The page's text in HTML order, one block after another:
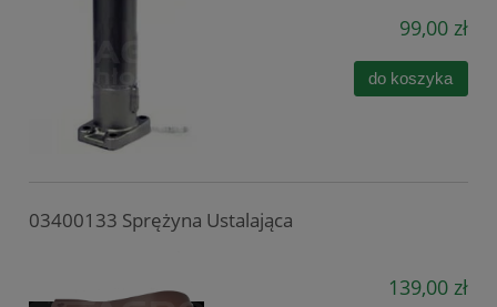
99,00 zł
do koszyka
03400133 Sprężyna Ustalająca
139,00 zł